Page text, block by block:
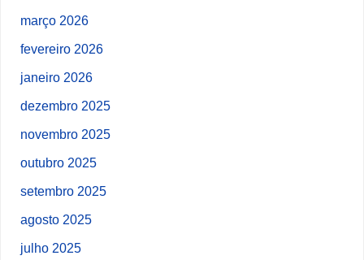
março 2026
fevereiro 2026
janeiro 2026
dezembro 2025
novembro 2025
outubro 2025
setembro 2025
agosto 2025
julho 2025